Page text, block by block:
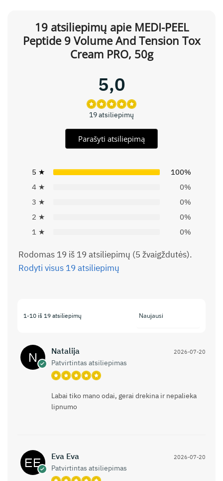
19 atsiliepimų apie MEDI-PEEL
Peptide 9 Volume And Tension Tox
Cream PRO, 50g
5,0
19 atsiliepimų
Parašyti atsiliepimą
5 ★
100%
4 ★
0%
3 ★
0%
2 ★
0%
1 ★
0%
Rodomas 19 iš 19 atsiliepimų (5 žvaigždutės).
Rodyti visus 19 atsiliepimų
1-10 iš 19 atsiliepimų
Natalija
Patvirtintas atsiliepimas
2026-07-20
Labai tiko mano odai, gerai drekina ir nepalieka
lipnumo
Eva Eva
Patvirtintas atsiliepimas
2026-07-20